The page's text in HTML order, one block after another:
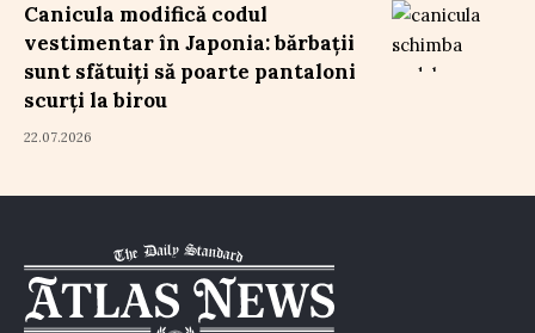
Canicula modifică codul
vestimentar în Japonia: bărbații
sunt sfătuiți să poarte pantaloni
scurți la birou
22.07.2026